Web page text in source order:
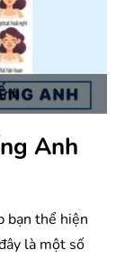
Anh
bạn thể hiện
là một số